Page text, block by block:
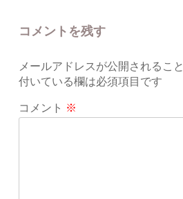
コメントを残す
メールアドレスが公開されるこ
付いている欄は必須項目です
コメント ※